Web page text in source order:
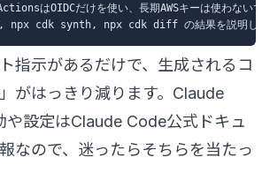
はOIDCだけを使い、長期AWSキーは使わないで
指示があるだけで、生成されるコ
がはっきり減ります。Claude
や設定はClaude Code公式ドキュ
なので、迷ったらそちらを当たっ